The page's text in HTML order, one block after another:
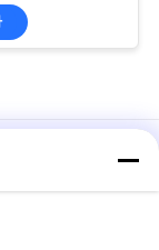
16inch 2개의